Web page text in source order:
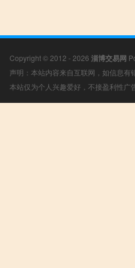
Copyright © 2012 - 2026 淄博交易网
声明：本站内容来自互联网，如信息
本站仅为个人兴趣爱好，不接盈利性广